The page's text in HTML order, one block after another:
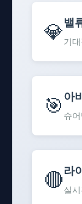
💎밸
기
🎯 아
슈어
🔴라
실